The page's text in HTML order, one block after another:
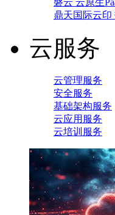
磐云 云原生
鼎天国际云印
云服务
云管理服务
安全服务
基础架构服务
云应用服务
云培训服务